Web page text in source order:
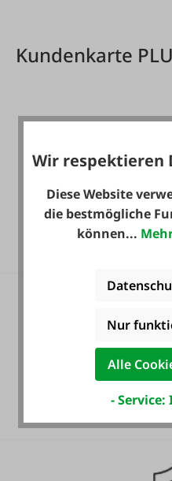
Kundenkarte
Gratis
Heute
Wir respektieren
Diese Website
die bestmögliche
können...
Nur
Alle
-